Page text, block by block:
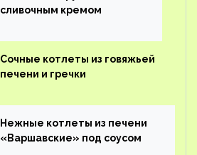
сливочным кремом
Сочные котлеты из говяжьей
печени и гречки
Нежные котлеты из печени
«Варшавские» под соусом